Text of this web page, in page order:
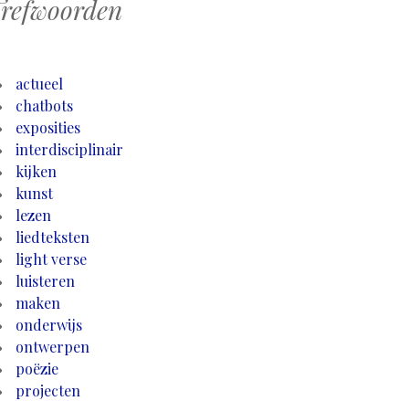
actueel
chatbots
exposities
interdisciplinair
kijken
kunst
lezen
liedteksten
light verse
luisteren
maken
onderwijs
ontwerpen
poëzie
projecten